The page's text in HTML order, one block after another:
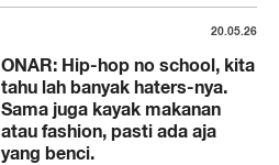
20.05.26
ONAR: Hip-hop no school, kita
tahu lah banyak haters-nya.
Sama juga kayak makanan
atau fashion, pasti ada aja
yang benci.